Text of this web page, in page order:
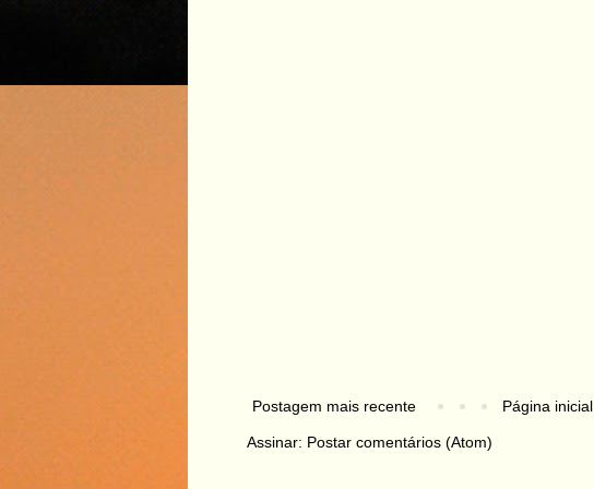
Postagem mais recente Página inicial
Assinar: Postar comentários (Atom)